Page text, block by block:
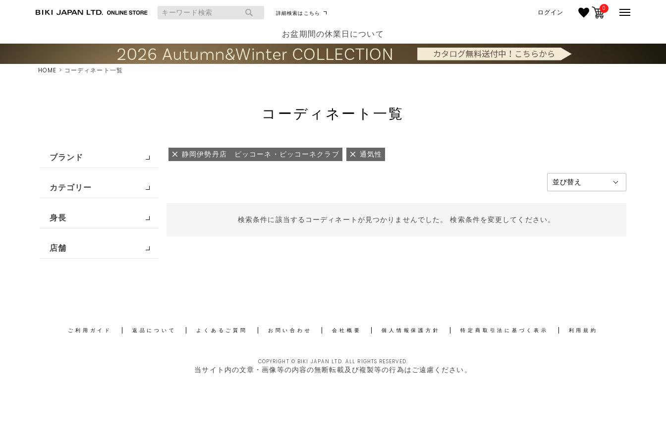
詳細検索はこちら ログイン 0
お盆期間の休業日について
HOME コーディネート一覧
コーディネート一覧
ブランド
カテゴリー
身長
店舗
静岡伊勢丹店 ピッコーネ・ピッコーネクラブ 通気性
検索条件に該当するコーディネートが見つかりませんでした。 検索条件を変更してください。
ご利用ガイド 返品について よくあるご質問 お問い合わせ 会社概要 個人情報保護方針 特定商取引法に基づく表示 利用規約
COPYRIGHT © BIKI JAPAN LTD. ALL RIGHTS RESERVED.
当サイト内の文章・画像等の内容の無断転載及び複製等の行為はご遠慮ください。